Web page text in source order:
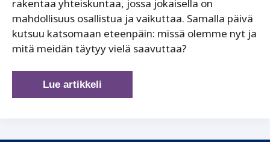
rakentaa yhteiskuntaa, jossa jokaisella on
mahdollisuus osallistua ja vaikuttaa. Samalla päivä
kutsuu katsomaan eteenpäin: missä olemme nyt ja
mitä meidän täytyy vielä saavuttaa?
Koko
potentiaali
Lue artikkeli